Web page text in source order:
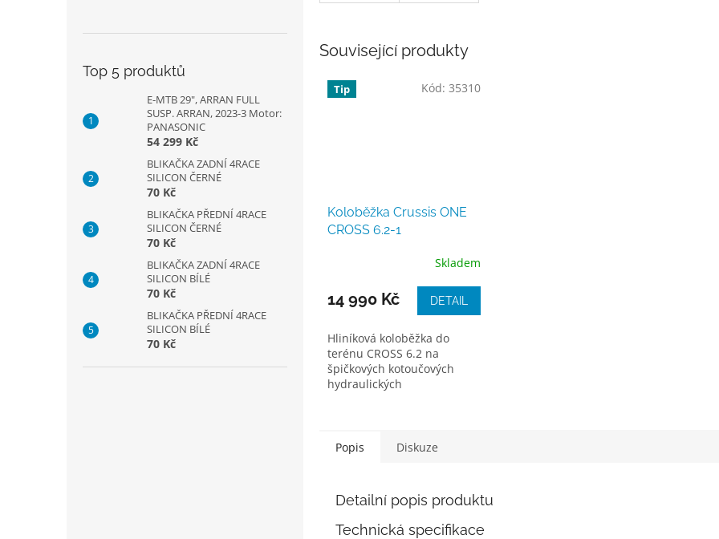
Top 5 produktů
E-MTB 29", ARRAN FULL
SUSP. ARRAN, 2023-3 Motor:
PANASONIC
54 299 Kč
BLIKAČKA ZADNÍ 4RACE
SILICON ČERNÉ
70 Kč
BLIKAČKA PŘEDNÍ 4RACE
SILICON ČERNÉ
70 Kč
BLIKAČKA ZADNÍ 4RACE
SILICON BÍLÉ
70 Kč
BLIKAČKA PŘEDNÍ 4RACE
SILICON BÍLÉ
70 Kč
Související produkty
Tip
Koloběžka Crussis ONE
CROSS 6.2-1
Skladem
14 990 Kč DETAIL
Hliníková koloběžka do
terénu CROSS 6.2 na
špičkových kotoučových
hydraulických
Kód: 35310
Popis Diskuze
Detailní popis produktu
Technická specifikace